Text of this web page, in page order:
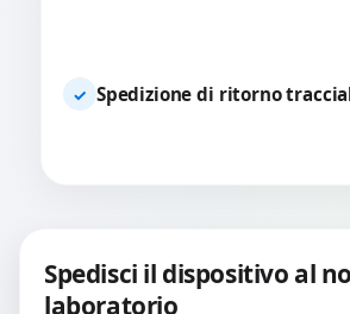
✓ Spedizione di ritorno
Spedisci il dispositivo al
laboratorio